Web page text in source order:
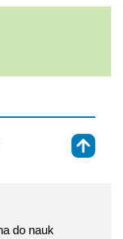
do nauk